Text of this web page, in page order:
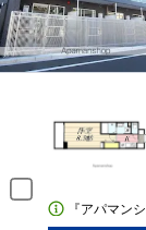
『アパマン